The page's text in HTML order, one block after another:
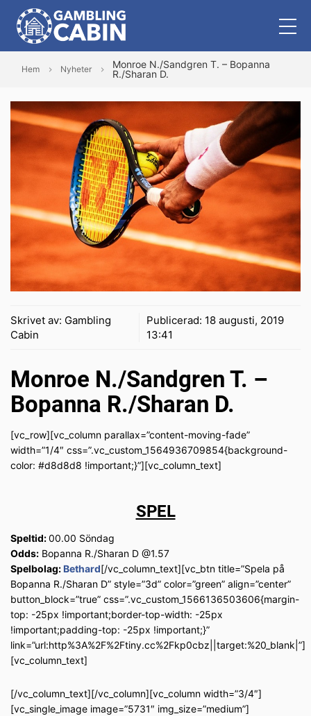
Hem Nyheter
Monroe N./Sandgren T. – Bopanna
R./Sharan D.
Skrivet av: Gambling
Cabin
Publicerad: 18 augusti, 2019
13:41
Monroe N./Sandgren T. –
Bopanna R./Sharan D.
[vc_row][vc_column parallax=”content-moving-fade”
width=”1/4″ css=”.vc_custom_1564936709854{background-
color: #d8d8d8 !important;}”][vc_column_text]
SPEL
Speltid:00.00 Söndag
Odds: Bopanna R./Sharan D @1.57
Spelbolag:Bethard[/vc_column_text][vc_btn title=”Spela på
Bopanna R./Sharan D” style=”3d” color=”green” align=”center”
button_block=”true” css=”.vc_custom_1566136503606{margin-
top: -25px !important;border-top-width: -25px
!important;padding-top: -25px !important;}”
link=”url:http%3A%2F%2Ftiny.cc%2Fkp0cbz||target:%20_blank|”]
[vc_column_text]
[/vc_column_text][/vc_column][vc_column width=”3/4″]
[vc_single_image image=”5731″ img_size=”medium”]